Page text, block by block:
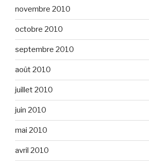
novembre 2010
octobre 2010
septembre 2010
août 2010
juillet 2010
juin 2010
mai 2010
avril 2010